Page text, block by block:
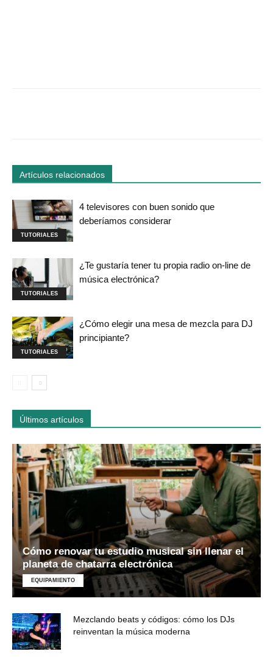
Artículos relacionados
TUTORIALES
4 televisores con buen sonido que
deberíamos considerar
TUTORIALES
¿Te gustaría tener tu propia radio on-line de
música electrónica?
TUTORIALES
¿Cómo elegir una mesa de mezcla para DJ
principiante?
Últimos artículos
Cómo renovar tu estudio musical sin llenar el
planeta de chatarra electrónica
EQUIPAMIENTO
Mezclando beats y códigos: cómo los DJs
reinventan la música moderna